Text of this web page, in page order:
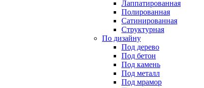
Лаппатированная
Полированная
Сатинированная
Структурная
По дизайну
Под дерево
Под бетон
Под камень
Под металл
Под мрамор